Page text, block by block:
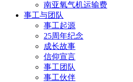
南亚氧气机运输费
事工与团队
事工起源
25周年纪念
成长故事
信仰宣言
事工团队
事工伙伴